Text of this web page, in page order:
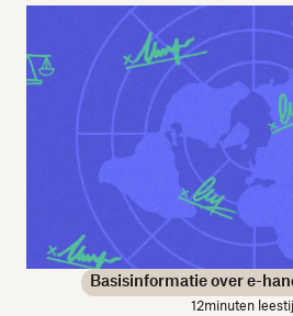
Basisinformatie over e-
12minuten